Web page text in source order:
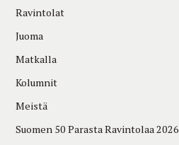
Ravintolat
Juoma
Matkalla
Kolumnit
Meistä
Suomen 50 Parasta Ravintolaa 2026